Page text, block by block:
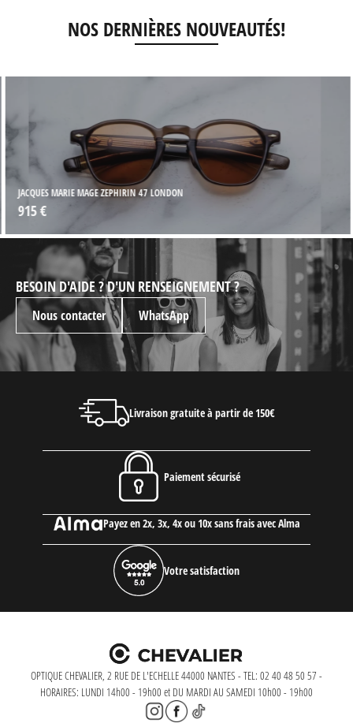
NOS DERNIÈRES NOUVEAUTÉS!
JACQUES MARIE MAGE ZEPHIRIN 47 LONDON
915 €
BESOIN D'AIDE ? D'UN RENSEIGNEMENT ?
Nous contacter WhatsApp
Livraison gratuite à partir de 150€
Paiement sécurisé
Payez en 2x, 3x, 4x ou 10x sans frais avec Alma
Votre satisfaction
OPTIQUE CHEVALIER, 2 RUE DE L'ECHELLE 44000 NANTES - TEL: 02 40 48 50 57 -
HORAIRES: LUNDI 14h00 - 19h00 et DU MARDI AU SAMEDI 10h00 - 19h00